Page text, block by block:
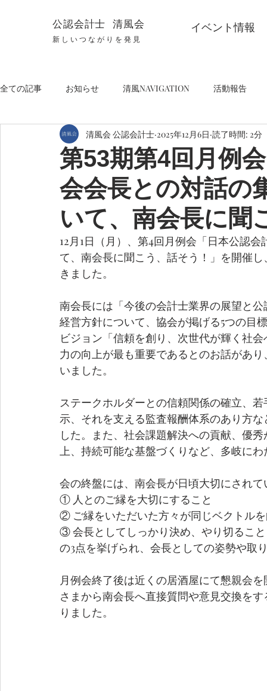
公認会計士 清風会 イベント情報
新しいつながりを発見
全ての記事 お知らせ 清風NAVIGATION 活動報告
第53期第4回月例
会会長との対話の
いて、南会長に聞
清風会 公認会計士 2025年12月6日 読了時間: 2分
12月1日（月）、第4回月例会「日本公認
て、南会長に聞こう、話そう！」を開催
きました。
南会長には「今後の会計士業界の展望と
経営方針について、協会が掲げる5つの目
ビジョン「信頼を創り、次世代が輝く社
力の向上が最も重要であるとのお話があ
いました。
ステークホルダーとの信頼関係の確立、
示、それを支える監査報酬体系のあり方
した。また、社会課題解決への貢献、優
上、持続可能な基盤づくりなど、多岐に
会の終盤には、南会長が日頃大切にされ
① 人とのご縁を大切にすること
② ご縁をいただいた方々が同じベクトル
③ 会長としてしっかり決め、やり切ること
の3点を挙げられ、会長としての姿勢や取
月例会終了後は近くの居酒屋にて懇親会
さまから南会長へ直接質問や意見交換を
りました。